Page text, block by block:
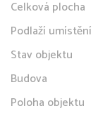
Celková plocha
Podlaží umístění
Stav objektu
Budova
Poloha objektu